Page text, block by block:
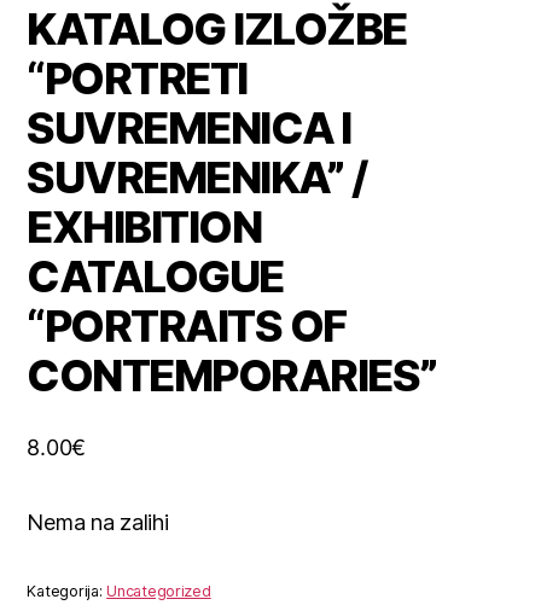
KATALOG IZLOŽBE
“PORTRETI
SUVREMENICA I
SUVREMENIKA” /
EXHIBITION
CATALOGUE
“PORTRAITS OF
CONTEMPORARIES”
8.00€
Nema na zalihi
Kategorija:Uncategorized